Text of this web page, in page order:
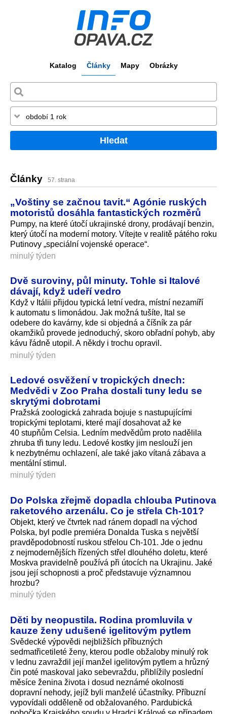
Katalog Články Mapy Obrázky
Hledat
Články 57. strana
„Voštiny se začnou tavit.“ Agónie ruských
motoristů dosáhla fantastických rozměrů
Pumpy, na které útočí ukrajinské drony, prodávají benzin,
který útočí na moderní motory. Vítejte v realitě pátého roku
Putinovy „speciální vojenské operace“.
minulý týden
Dvě suroviny, půl minuty. Tohle si Italové
dávají, když udeří vedro
Když v Itálii přijdou typická letní vedra, místní nezamíří
k automatu s limonádou. Jak možná tušíte, Ital se
odebere do kavárny, kde si objedná a číšník za pár
okamžiků provede jednoduchý, skoro obřadní pohyb, aby
kávu řádně utopil. A někdy i trochu opravil.
minulý týden
Ledové osvěžení v tropických dnech:
Medvědi v Zoo Praha dostali tuny ledu se
skrytými dobrotami
Pražská zoologická zahrada bojuje s nastupujícími
tropickými teplotami, které mají dosahovat až ke
40 stupňům Celsia. Ledním medvědům proto nadělila
zhruba tři tuny ledu. Ledové kostky jim neslouží jen
k nezbytnému ochlazení, ale také jako vítaná zábava a
mentální stimul.
minulý týden
Do Polska zřejmě dopadla chlouba Putinova
raketového arzenálu. Co je střela Ch-101?
Objekt, který ve čtvrtek nad ránem dopadl na východ
Polska, byl podle premiéra Donalda Tuska s největší
pravděpodobností ruskou střelou Ch-101. Jde o jednu
z nejmodernějších řízených střel dlouhého doletu, které
Moskva pravidelně používá při útocích na Ukrajinu. Jaké
jsou její schopnosti a proč představuje významnou
hrozbu?
minulý týden
Děti by neopustila. Rodina promluvila v
kauze ženy udušené igelitovým pytlem
Svědecké výpovědi nejbližších příbuzných
sedmatřicetileté ženy, kterou podle obžaloby minulý rok
v lednu zavraždil její manžel igelitovým pytlem a hrůzný
čin poté maskoval jako sebevraždu, přiblížily poslední
měsíce ženina života i dosud neznámé okolnosti
dopravní nehody, jejíž byli manželé účastníky. Příbuzní
vypovídali odděleně od obžalovaného. Pardubická